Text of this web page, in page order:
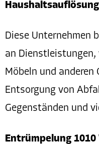
Diese Unternehmen
an Dienstleistungen,
Möbeln und anderen
Entsorgung von
Gegenständen und
Entrümpelung 1010